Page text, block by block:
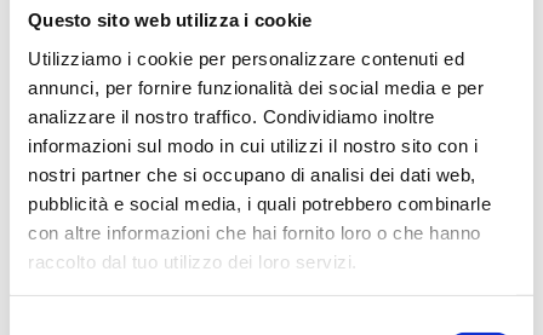
Questo sito web utilizza i cookie
Utilizziamo i cookie per personalizzare contenuti ed
annunci, per fornire funzionalità dei social media e per
analizzare il nostro traffico. Condividiamo inoltre
informazioni sul modo in cui utilizzi il nostro sito con i
nostri partner che si occupano di analisi dei dati web,
pubblicità e social media, i quali potrebbero combinarle
con altre informazioni che hai fornito loro o che hanno
raccolto dal tuo utilizzo dei loro servizi.
22/01/2024